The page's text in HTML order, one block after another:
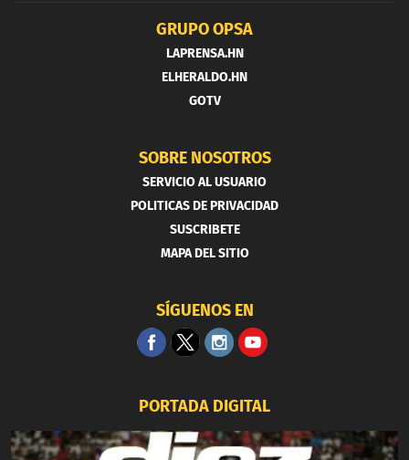
GRUPO OPSA
LAPRENSA.HN
ELHERALDO.HN
GOTV
SOBRE NOSOTROS
SERVICIO AL USUARIO
POLITICAS DE PRIVACIDAD
SUSCRIBETE
MAPA DEL SITIO
SÍGUENOS EN
PORTADA DIGITAL